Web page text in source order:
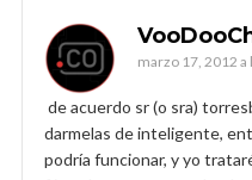
marzo 17, 2012 a
de acuerdo sr (o sra)
darmelas de inteligente,
podría funcionar, y yo